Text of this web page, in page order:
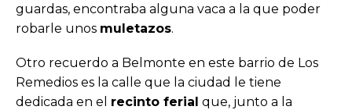
guardas, encontraba alguna vaca a la que poder
robarle unos muletazos.
Otro recuerdo a Belmonte en este barrio de Los
Remedios es la calle que la ciudad le tiene
dedicada en el recinto ferial que, junto a la